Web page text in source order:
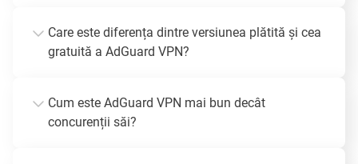
Care este diferența dintre versiunea plătită și cea
gratuită a AdGuard VPN?
Cum este AdGuard VPN mai bun decât
concurenții săi?